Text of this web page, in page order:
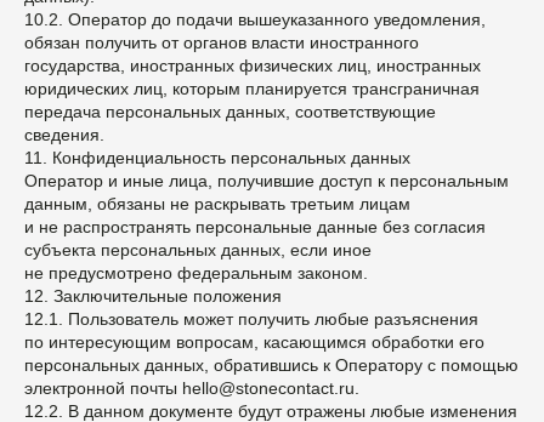
10.2. Оператор до подачи вышеуказанного уведомления,
обязан получить от органов власти иностранного
государства, иностранных физических лиц, иностранных
юридических лиц, которым планируется трансграничная
передача персональных данных, соответствующие
сведения.
11. Конфиденциальность персональных данных
Оператор и иные лица, получившие доступ к персональным
данным, обязаны не раскрывать третьим лицам
и не распространять персональные данные без согласия
субъекта персональных данных, если иное
не предусмотрено федеральным законом.
12. Заключительные положения
12.1. Пользователь может получить любые разъяснения
по интересующим вопросам, касающимся обработки его
персональных данных, обратившись к Оператору с помощью
электронной почты hello@stonecontact.ru.
12.2. В данном документе будут отражены любые изменения